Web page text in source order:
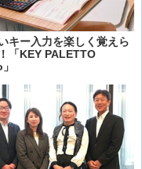
キー入力を楽しく覚えら
「KEY PALETTO